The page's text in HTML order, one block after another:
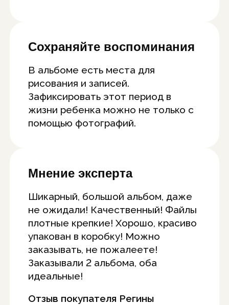
Сохраняйте воспоминания
В альбоме есть места для
рисования и записей.
Зафиксировать этот период в
жизни ребенка можно не только с
помощью фотографий.
Мнение эксперта
Шикарный, большой альбом, даже
не ожидали! Качественный! Файлы
плотные крепкие! Хорошо, красиво
упакован в коробку! Можно
заказывать, не пожалеете!
Заказывали 2 альбома, оба
идеальные!
Отзыв покупателя Регины